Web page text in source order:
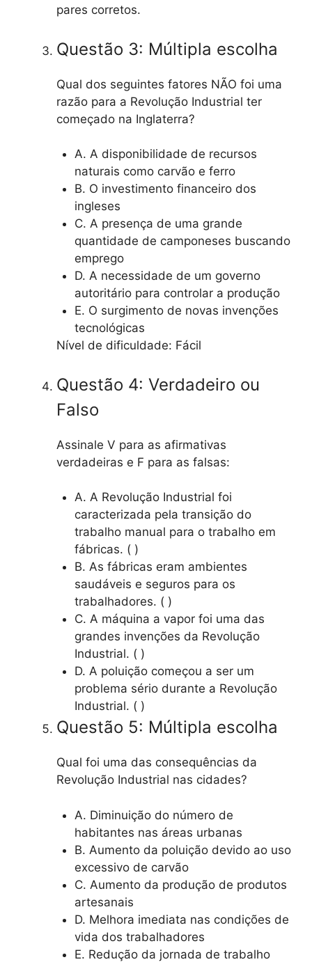
pares corretos.
Questão 3: Múltipla escolha
Qual dos seguintes fatores NÃO foi uma
razão para a Revolução Industrial ter
começado na Inglaterra?
A. A disponibilidade de recursos
naturais como carvão e ferro
B. O investimento financeiro dos
ingleses
C. A presença de uma grande
quantidade de camponeses buscando
emprego
D. A necessidade de um governo
autoritário para controlar a produção
E. O surgimento de novas invenções
tecnológicas
Nível de dificuldade: Fácil
Questão 4: Verdadeiro ou
Falso
Assinale V para as afirmativas
verdadeiras e F para as falsas:
A. A Revolução Industrial foi
caracterizada pela transição do
trabalho manual para o trabalho em
fábricas. ( )
B. As fábricas eram ambientes
saudáveis e seguros para os
trabalhadores. ( )
C. A máquina a vapor foi uma das
grandes invenções da Revolução
Industrial. ( )
D. A poluição começou a ser um
problema sério durante a Revolução
Industrial. ( )
Questão 5: Múltipla escolha
Qual foi uma das consequências da
Revolução Industrial nas cidades?
A. Diminuição do número de
habitantes nas áreas urbanas
B. Aumento da poluição devido ao uso
excessivo de carvão
C. Aumento da produção de produtos
artesanais
D. Melhora imediata nas condições de
vida dos trabalhadores
E. Redução da jornada de trabalho